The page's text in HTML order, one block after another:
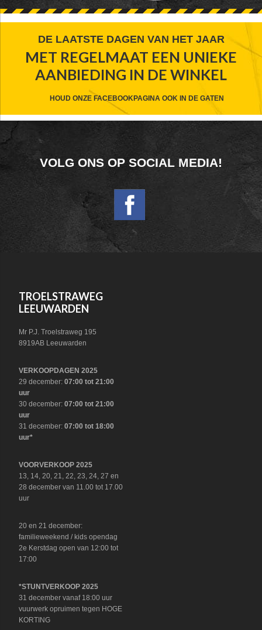
FOOTER
WIDGET
HEADER
DE LAATSTE DAGEN VAN HET JAAR
MET REGELMAAT EEN UNIEKE
AANBIEDING IN DE WINKEL
HOUD ONZE FACEBOOKPAGINA OOK IN DE GATEN
FOOTER
WIDGET
HEADER
SOCIAL
VOLG ONS OP SOCIAL MEDIA!
TROELSTRAWEG
LEEUWARDEN
Mr P.J. Troelstraweg 195
8919AB Leeuwarden
VERKOOPDAGEN 2025
29 december:07:00 tot 21:00
uur
30 december:07:00 tot 21:00
uur
31 december:07:00 tot 18:00
uur*
VOORVERKOOP 2025
13, 14, 20, 21, 22, 23, 24, 27 en
28 december van 11.00 tot 17.00
uur
20 en 21 december:
familieweekend / kids opendag
2e Kerstdag open van 12:00 tot
17:00
*STUNTVERKOOP 2025
31 december vanaf 18:00 uur
vuurwerk opruimen tegen HOGE
KORTING